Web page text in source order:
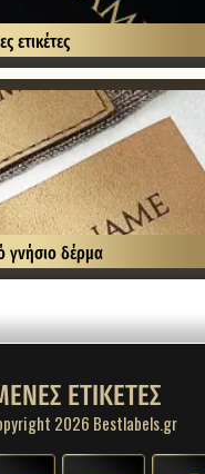
ετικέτες
γνήσιο δέρμα
ΕΤΙΚΕΤΕΣ
2026 Bestlabels.gr